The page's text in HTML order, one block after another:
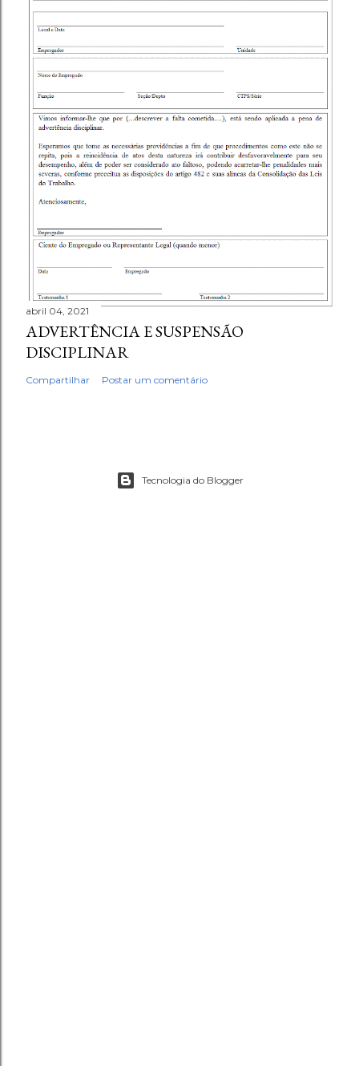
abril 04, 2021
ADVERTÊNCIA E SUSPENSÃO
DISCIPLINAR
Compartilhar Postar um comentário
Tecnologia do Blogger